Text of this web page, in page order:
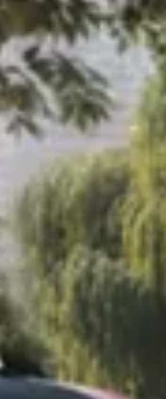
Apps
ID. Modelle
Tutorials
im Überblick
und Ratgeber
Reisen